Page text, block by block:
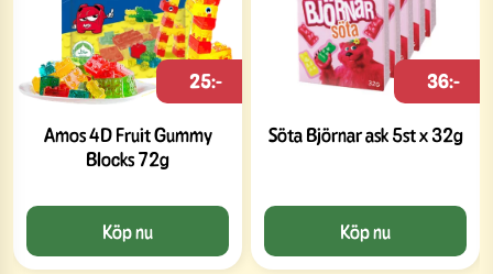
Amos 4D Fruit Gummy
Blocks 72g
25:-
Köp nu
Söta Björnar ask 5st x 32g
36:-
Köp nu